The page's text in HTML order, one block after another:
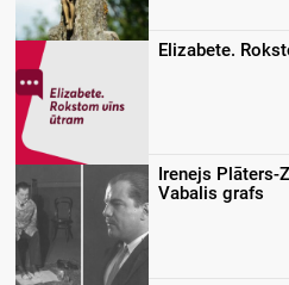
Elizabete.
Irenejs Plāters-
Vabalis grafs